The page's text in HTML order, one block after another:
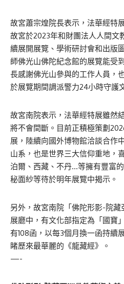
故宮蕭宗煌院長表示，法華經特
故宮於2023年和財團法人人間文
續展開展覽、學術研討會和出版
師佛光山佛陀紀念館的展覽能受
長感謝佛光山參與的工作人員，
於展覽期間調派警力24小時守護
故宮南院表示，法華經特展雖然
將不會間斷。目前正積極策劃
展，陸續向國外博物館洽談合作
山系，也是世界三大信仰重地，
泊爾、西藏、不丹…等擁有豐富
秘面紗等待於明年展覽中揭示。
另外，故宮南院「佛陀形影-院
展廳中，有文化部指定為「國寶
有108函，以每3個月換一函持續
睹歷來最華麗的《龍藏經》。
—-